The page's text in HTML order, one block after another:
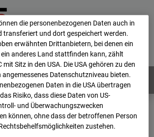
Impressum
Login
Alle Länder
Ausbau Bonatzbau -Cam4
Archiv
die personenbezogenen Daten auch in
transferiert und dort gespeichert werden.
erwähnten Drittanbietern, bei denen ein
anderes Land stattfinden kann, zählt
mit Sitz in den USA. Die USA gehören zu den
angemessenes Datenschutzniveau bieten.
Daten in die USA übertragen
Risiko, dass diese Daten von US-
und Überwachungszwecken
können, ohne dass der betroffenen Person
zustehen.